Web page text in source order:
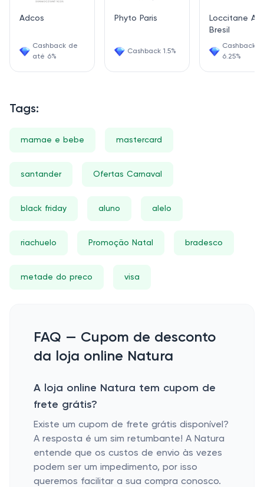
Adcos
Cashback de
até 6%
Phyto Paris
Cashback 1.5%
Loccitane Au
Bresil
Cashback
6.25%
Tags:
mamae e bebe mastercard
santander Ofertas Carnaval
black friday aluno alelo
riachuelo Promoção Natal bradesco
metade do preco visa
FAQ — Cupom de desconto
da loja online Natura
A loja online Natura tem cupom de
frete grátis?
Existe um cupom de frete grátis disponível?
A resposta é um sim retumbante! A Natura
entende que os custos de envio às vezes
podem ser um impedimento, por isso
queremos facilitar a sua compra conosco.